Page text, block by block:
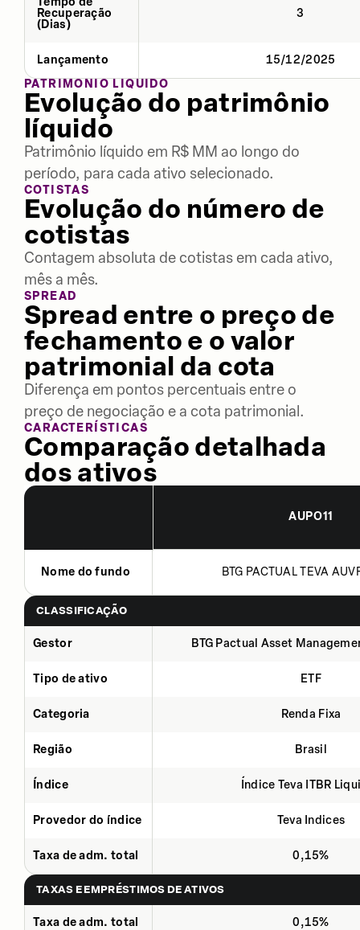
Recuperação
(Dias)
3
Lançamento
15/12/2025
PATRIMÔNIO LÍQUIDO
Evolução do patrimônio
líquido
Patrimônio líquido em R$ MM ao longo do
período, para cada ativo selecionado.
COTISTAS
Evolução do número de
cotistas
Contagem absoluta de cotistas em cada ativo,
mês a mês.
SPREAD
Spread entre o preço de
fechamento e o valor
patrimonial da cota
Diferença em pontos percentuais entre o
preço de negociação e a cota patrimonial.
CARACTERÍSTICAS
Comparação detalhada
dos ativos
AUPO11
Nome do fundo BTG PACTUAL TEVA
CLASSIFICAÇÃO
Gestor BTG Pactual Asset
Tipo de ativo ETF
Categoria Renda Fixa
Região Brasil
Índice Índice Teva ITBR
Provedor do índice Teva Indices
Taxa de adm. total 0,15%
TAXAS E EMPRÉSTIMOS DE ATIVOS
Taxa de adm. total 0,15%